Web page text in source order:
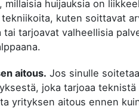
millaisia huijauksia on
kuten soittavat
tarjoavat valheellisia
aitous. Jos sinulle
joka tarjoaa teknistä
yrityksen aitous ennen